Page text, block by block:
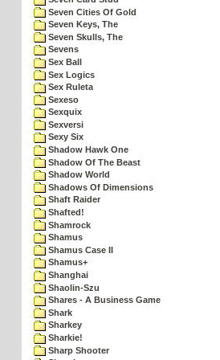
Seven Cities Of Gold
Seven Keys, The
Seven Skulls, The
Sevens
Sex Ball
Sex Logics
Sex Ruleta
Sexeso
Sexquix
Sexversi
Sexy Six
Shadow Hawk One
Shadow Of The Beast
Shadow World
Shadows Of Dimensions
Shaft Raider
Shafted!
Shamrock
Shamus
Shamus Case II
Shamus+
Shanghai
Shaolin-Szu
Shares - A Business Game
Shark
Sharkey
Sharkie!
Sharp Shooter